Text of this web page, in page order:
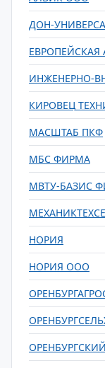
ДОН-
ЕВРОПЕЙСКАЯ
ИНЖЕНЕРНО-
КИРОВЕЦ
МАСШТАБ ПКФ
МБС ФИРМА
МВТУ-БАЗИС
НОРИЯ
НОРИЯ ООО